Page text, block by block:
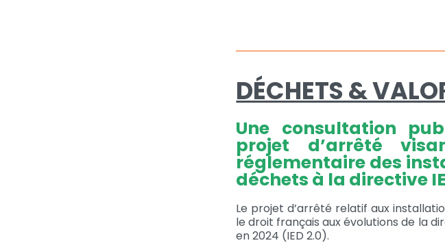
DÉCHETS &
Une consultation
projet d’arrêté
réglementaire des
déchets à la directive
Le projet d’arrêté relatif aux
le droit français aux évolutions de la
en 2024 (IED 2.0).